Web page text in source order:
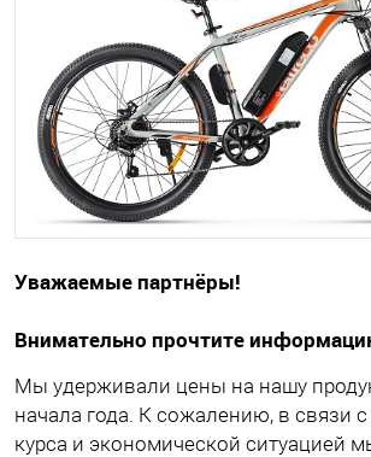
Уважаемые партнёры!
Внимательно прочтите
Мы удерживали цены на нашу
начала года. К сожалению, в связи
курса и экономической ситуацией